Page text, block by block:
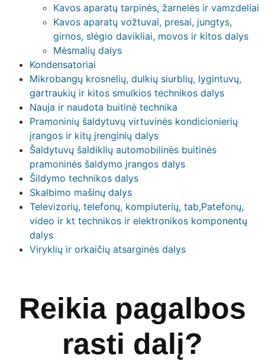
Kavos aparatų tarpinės, žarnelės ir vamzdeliai
Kavos aparatų vožtuvai, presai, jungtys,
girnos, slėgio davikliai, movos ir kitos dalys
Mėsmalių dalys
Kondensatoriai
Mikrobangų krosnelių, dulkių siurblių, lygintuvų,
gartraukių ir kitos smulkios technikos dalys
Nauja ir naudota buitinė technika
Pramoninių šaldytuvų virtuvinės kondicionierių
įrangos ir kitų įrenginių dalys
Šaldytuvų šaldiklių automobilinės buitinės
pramoninės šaldymo įrangos dalys
Šildymo technikos dalys
Skalbimo mašinų dalys
Televizorių, telefonų, kompiuterių, tab,Patefonų,
video ir kt technikos ir elektronikos komponentų
dalys
Viryklių ir orkaičių atsarginės dalys
Reikia pagalbos
rasti dalį?